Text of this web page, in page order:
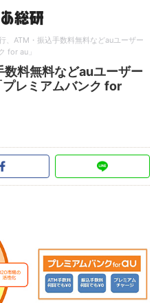
、ATM・振込手数料無料などauユーザー
for au」
数料無料などauユーザー
レミアムバンク for